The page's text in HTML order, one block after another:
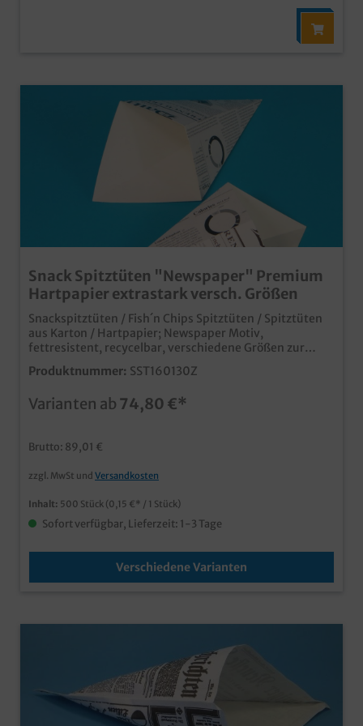
Snack Spitztüten "Newspaper" Premium
Hartpapier extrastark versch. Größen
Snackspitztüten / Fish´n Chips Spitztüten / Spitztüten
aus Karton / Hartpapier; Newspaper Motiv,
fettresistent, recycelbar, verschiedene Größen zur
Auswahl 160x130mm 250g 1000St / 175x145mm 325g
1000St / 195x160mm 430ml 500St qualitative
stabiler als herkömmliche Papierspitztüten
Kunststoffbeschichtung mit angesagtem
ab 25.000 Stück auch individuell bedruckbar
Produktnummer: SST160130Z
Varianten ab 74,80 €*
Brutto: 89,01 €
zzgl. MwSt und Versandkosten
Inhalt: 500 Stück (0,15 €* / 1 Stück)
Sofort verfügbar, Lieferzeit: 1-3 Tage
Verschiedene Varianten